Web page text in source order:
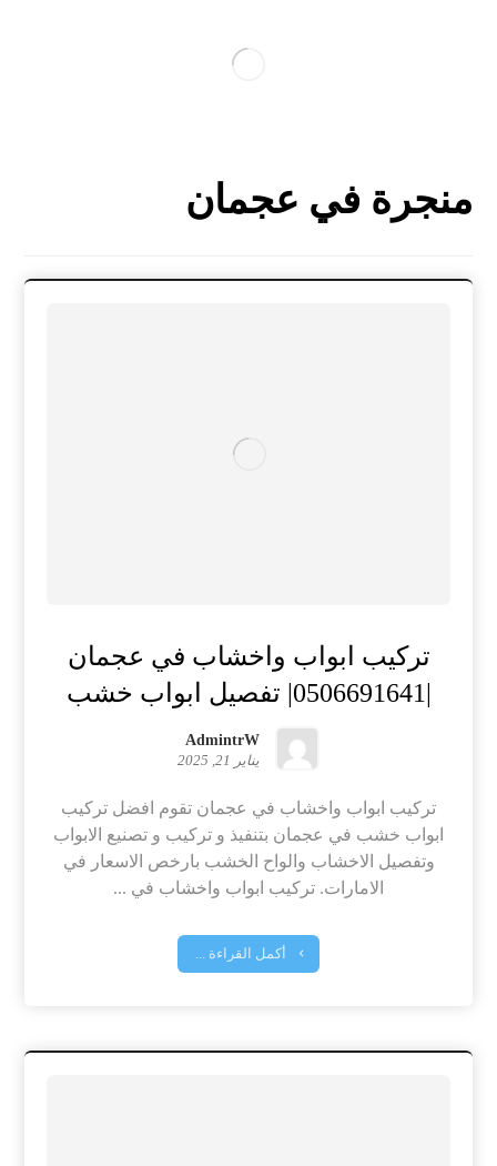
منجرة في عجمان
تركيب ابواب واخشاب في عجمان
AdmintrW
يناير 21, 2025
تركيب ابواب واخشاب في عجمان تقوم افضل تركيب
ابواب خشب في عجمان بتنفيذ و تركيب و تصنيع الابواب
وتفصيل الاخشاب والواح الخشب بارخص الاسعار في
الامارات. تركيب ابواب واخشاب في ...
أكمل القراءة ...